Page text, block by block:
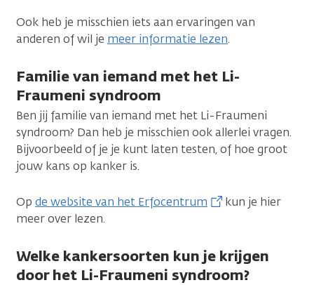
Ook heb je misschien iets aan ervaringen van
anderen of wil je meer informatie lezen.
Familie van iemand met het Li-
Fraumeni syndroom
Ben jij familie van iemand met het Li-Fraumeni
syndroom? Dan heb je misschien ook allerlei vragen.
Bijvoorbeeld of je je kunt laten testen, of hoe groot
jouw kans op kanker is.
Op de website van het Erfocentrum
kun je hier
meer over lezen.
Welke kankersoorten kun je krijgen
door het Li-Fraumeni syndroom?